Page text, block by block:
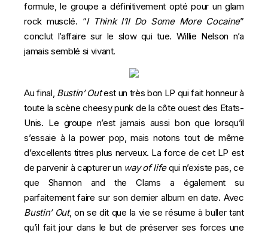
formule, le groupe a définitivement opté pour un glam
rock musclé. “I Think I’ll Do Some More Cocaine”
conclut l’affaire sur le slow qui tue. Willie Nelson n’a
jamais semblé si vivant.
Au final, Bustin’ Outest un très bon LP qui fait honneur à
toute la scène cheesy punk de la côte ouest des Etats-
Unis. Le groupe n’est jamais aussi bon que lorsqu’il
s’essaie à la power pop, mais notons tout de même
d’excellents titres plus nerveux. La force de cet LP est
de parvenir à capturer un way of lifequi n’existe pas, ce
que Shannon and the Clams a également su
parfaitement faire sur son dernier album en date. Avec
Bustin’ Out, on se dit que la vie se résume à buller tant
qu’il fait jour dans le but de préserver ses forces une